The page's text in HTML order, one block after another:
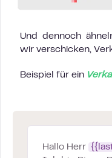
Und dennoch
wir verschicken,
Beispiel für ein
Hallo Herr